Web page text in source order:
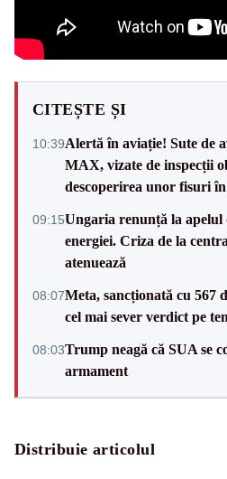
CITEȘTE ȘI
10:39Alertă în aviație! Sute de
MAX, vizate de inspecții
descoperirea unor fisuri
09:15Ungaria renunță la apelul
energiei. Criza de la
atenuează
08:07Meta, sancționată cu 567
cel mai sever verdict pe
08:03Trump neagă că SUA se
armament
Distribuie articolul